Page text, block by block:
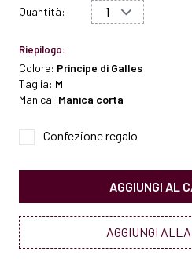
Quantità:
Riepilogo:
Colore: Principe di Galles
Taglia: M
Manica: Manica corta
Confezione regalo
AGGIUNGI AL
AGGIUNGI